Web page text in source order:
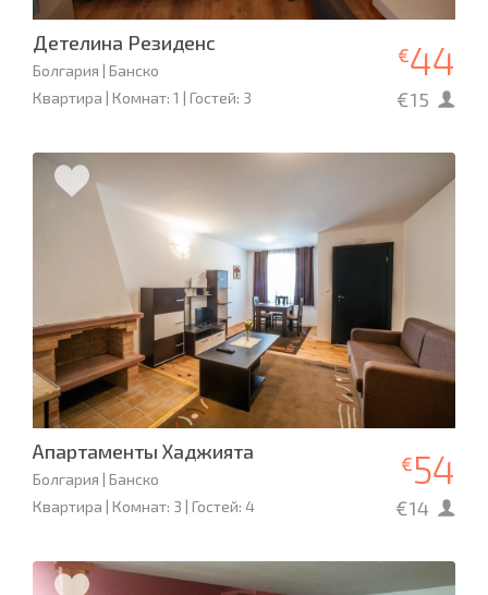
Детелина Резиденс
Болгария | Банско
Квартира | Комнат: 1 | Гостей: 3
€44
€15
Апартаменты Хаджията
Болгария | Банско
Квартира | Комнат: 3 | Гостей: 4
€54
€14